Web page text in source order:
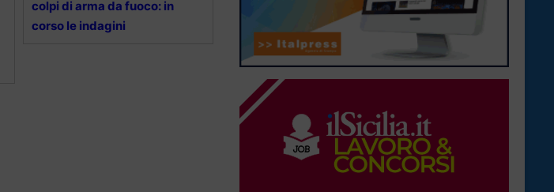
colpi di arma da fuoco: in
corso le indagini